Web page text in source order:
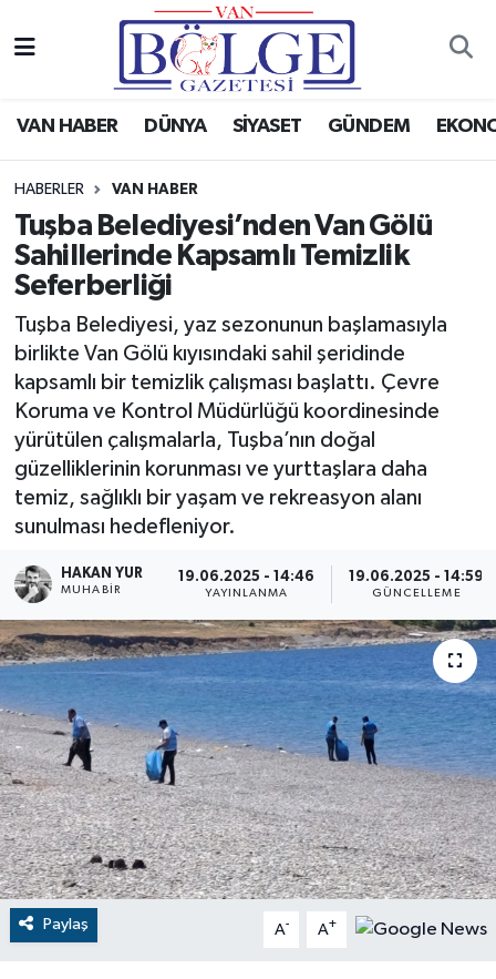
VAN HABER DÜNYA SİYASET GÜNDEM
HABERLER VAN HABER
Tuşba Belediyesi’nden Van Gölü
Sahillerinde Kapsamlı Temizlik
Seferberliği
Tuşba Belediyesi, yaz sezonunun başlamasıyla
birlikte Van Gölü kıyısındaki sahil şeridinde
kapsamlı bir temizlik çalışması başlattı. Çevre
Koruma ve Kontrol Müdürlüğü koordinesinde
yürütülen çalışmalarla, Tuşba’nın doğal
güzelliklerinin korunması ve yurttaşlara daha
temiz, sağlıklı bir yaşam ve rekreasyon alanı
sunulması hedefleniyor.
HAKAN YUR
MUHABİR
19.06.2025 - 14:46
YAYINLANMA
19.06.2025 - 14:59
GÜNCELLEME
Paylaş A- A+
Van Haber
Gündem
Spor
Eğitim
Sağlık
Dünya
RESMİ İLANLAR
Hava Durumu
Puan Durumu ve Fikstür
Tüm Manşetler
Haber Arşivi